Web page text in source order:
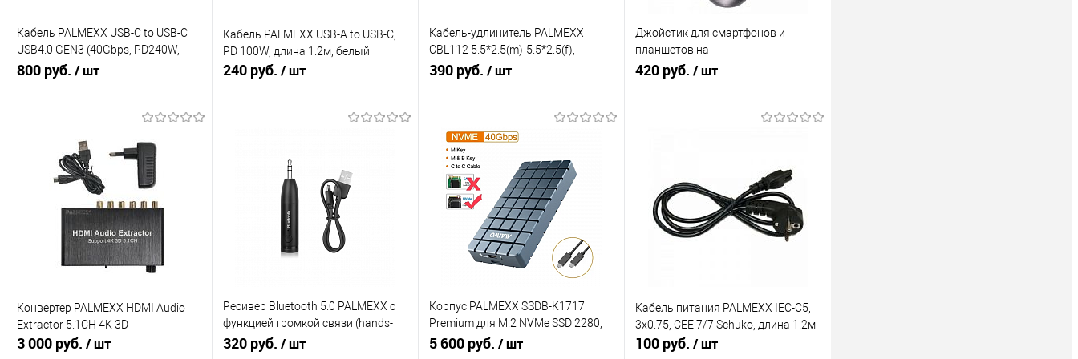
Кабель PALMEXX USB-C to USB-C
USB4.0 GEN3 (40Gbps, PD240W,
8K@60Hz), длина 1м
800 руб. / шт
Купить в 1 клик
К сравнению
В избранное
Под заказ
Кабель PALMEXX USB-A to USB-C,
PD 100W, длина 1.2м, белый
240 руб. / шт
Купить в 1 клик
К сравнению
В избранное
Кабель-удлинитель PALMEXX
CBL112 5.5*2.5(m)-5.5*2.5(f),
18AWG, 120W, 5м
390 руб. / шт
В корзину
Купить в 1 клик
К сравнению
В избранное
Под заказ
Джойстик для смартфонов и
планшетов на
iOS/Android/Blackberry . Выполняет
420 руб. / шт
К сравнению
В избранное
Под заказ
Конвертер PALMEXX HDMI Audio
Extractor 5.1CH 4K 3D
3 000 руб. / шт
Ресивер Bluetooth 5.0 PALMEXX с
функцией громкой связи (hands-
free), A2DP, аккумулятор
320 руб. / шт
Корпус PALMEXX SSDB-K1717
Premium для M.2 NVMe SSD 2280,
USB-C 4.0, 40Gbps
5 600 руб. / шт
Кабель питания PALMEXX IEC-C5,
3x0.75, CEE 7/7 Schuko, длина 1.2м
100 руб. / шт